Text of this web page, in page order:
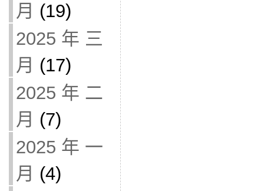
月 (19)
2025 年 三
月 (17)
2025 年 二
月 (7)
2025 年 一
月 (4)